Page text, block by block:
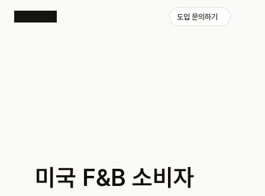
도입 문의하기
미국 F&B 소비자